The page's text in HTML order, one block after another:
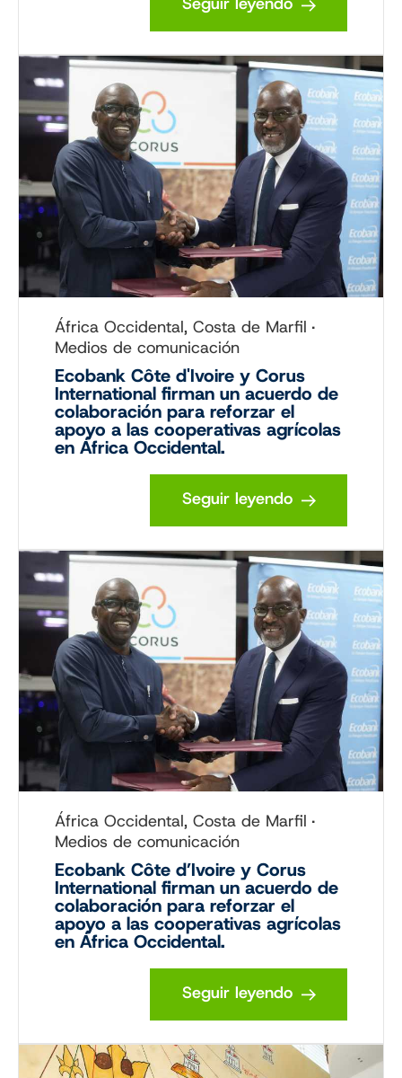
África Occidental, Costa de Marfil
Medios de comunicación
Ecobank Côte d'Ivoire y Corus
International firman un acuerdo de
colaboración para reforzar el
apoyo a las cooperativas agrícolas
en África Occidental.
Seguir leyendo
África Occidental, Costa de Marfil
Medios de comunicación
Ecobank Côte d’Ivoire y Corus
International firman un acuerdo de
colaboración para reforzar el
apoyo a las cooperativas agrícolas
en África Occidental.
Seguir leyendo